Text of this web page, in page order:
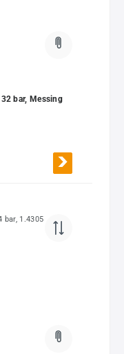
bar, Messing